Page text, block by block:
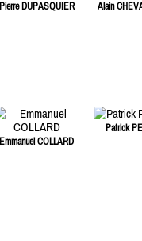
Pierre DUPASQUIER
Alain
Emmanuel COLLARD
Patrick